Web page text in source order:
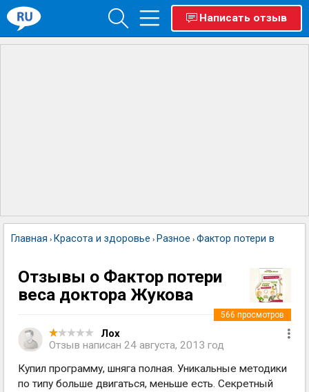
Написать отзыв
Главная › Красота и здоровье › Разное › Фактор потери веса
Отзывы о Фактор потери
веса доктора Жукова
Лох
Отзыв написан 24 августа, 2013 год
566 просмотров
Купил программу, шняга полная. Уникальные методики
по типу больше двигаться, меньше есть. Секретный